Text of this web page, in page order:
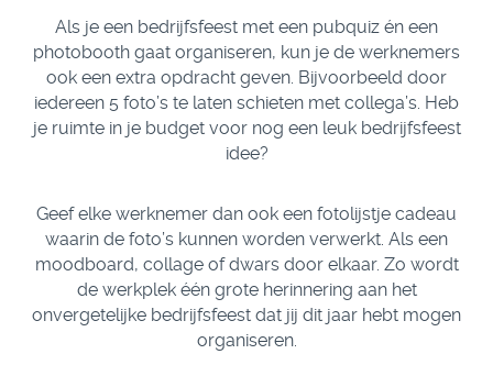
Als je een bedrijfsfeest met een pubquiz én een
photobooth gaat organiseren, kun je de werknemers
ook een extra opdracht geven. Bijvoorbeeld door
iedereen 5 foto’s te laten schieten met collega’s. Heb
je ruimte in je budget voor nog een leuk bedrijfsfeest
idee?
Geef elke werknemer dan ook een fotolijstje cadeau
waarin de foto’s kunnen worden verwerkt. Als een
moodboard, collage of dwars door elkaar. Zo wordt
de werkplek één grote herinnering aan het
onvergetelijke bedrijfsfeest dat jij dit jaar hebt mogen
organiseren.